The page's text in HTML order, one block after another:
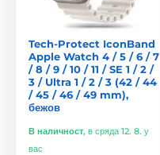
Tech-Protect IconBand
Apple Watch 4 / 5 / 6 / 7
/ 8 / 9 / 10 / 11 / SE 1 / 2 /
3 / Ultra 1 / 2 / 3 (42 / 44
/ 45 / 46 / 49 mm),
бежов
В наличност, в сряда 12. 8. у
вас